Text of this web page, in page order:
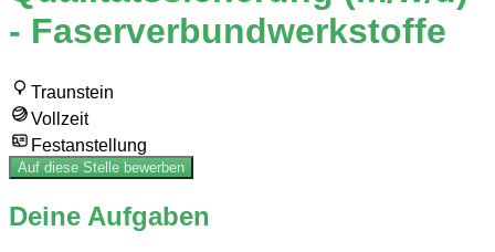
- Faserverbundwerkstoffe
Traunstein
Vollzeit
Festanstellung
Auf diese Stelle bewerben
Deine Aufgaben